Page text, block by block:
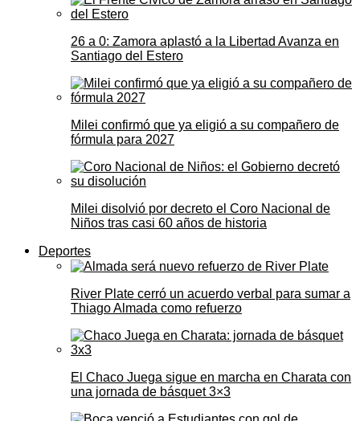
26 a 0: Zamora aplastó a la Libertad Avanza en
Santiago del Estero
Milei confirmó que ya eligió a su compañero de
fórmula para 2027
Milei disolvió por decreto el Coro Nacional de
Niños tras casi 60 años de historia
Deportes
River Plate cerró un acuerdo verbal para sumar a
Thiago Almada como refuerzo
El Chaco Juega sigue en marcha en Charata con
una jornada de básquet 3×3